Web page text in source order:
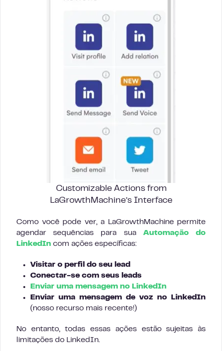
Customizable Actions from
LaGrowthMachine’s Interface
Como você pode ver, a LaGrowthMachine permite
agendar sequências para sua Automação do
LinkedIn com ações específicas:
Visitar o perfil do seu lead
Conectar-se com seus leads
Enviar uma mensagem no LinkedIn
Enviar uma mensagem de voz no LinkedIn
(nosso recurso mais recente!)
No entanto, todas essas ações estão sujeitas às
limitações do LinkedIn.